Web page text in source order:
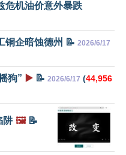
危机油价意外暴跌
铜企暗蚀德州 📝 2026/6/17
狗” ▶️ 📝 2026/6/17 (44,956
阱 🖼️📝